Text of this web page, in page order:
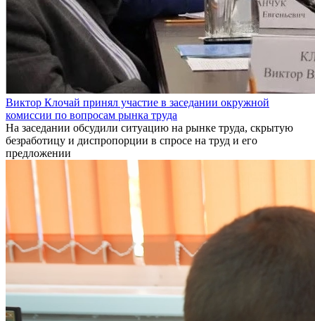
Виктор Клочай принял участие в заседании окружной
комиссии по вопросам рынка труда
На заседании обсудили ситуацию на рынке труда, скрытую
безработицу и диспропорции в спросе на труд и его
предложении